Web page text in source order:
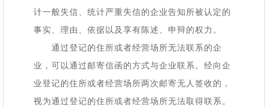
计一般失信、统计严重失信的企业告知所被认定的
事实、理由、依据以及享有陈述、申辩的权力。
通过登记的住所或者经营场所无法联系的企
业，可以通过邮寄信函的方式与企业联系。经向企
业登记的住所或者经营场所两次邮寄无人签收的，
视为通过登记的住所或者经营场所无法取得联系。